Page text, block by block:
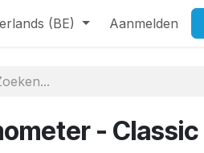
(BE) Aanmelden
- Classic